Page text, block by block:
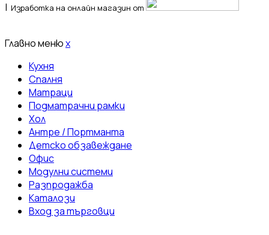
| Изработка на онлайн магазин от
Главно менюx
Кухня
Спалня
Матраци
Подматрачни рамки
Хол
Антре / Портманта
Детско обзавеждане
Офис
Модулни системи
Разпродажба
Каталози
Вход за търговци